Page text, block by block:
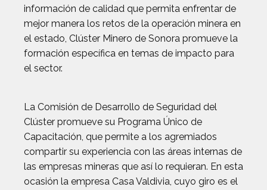
información de calidad que permita enfrentar de
mejor manera los retos de la operación minera en
el estado, Clúster Minero de Sonora promueve la
formación específica en temas de impacto para
el sector.
La Comisión de Desarrollo de Seguridad del
Clúster promueve su Programa Único de
Capacitación, que permite a los agremiados
compartir su experiencia con las áreas internas de
las empresas mineras que así lo requieran. En esta
ocasión la empresa Casa Valdivia, cuyo giro es el